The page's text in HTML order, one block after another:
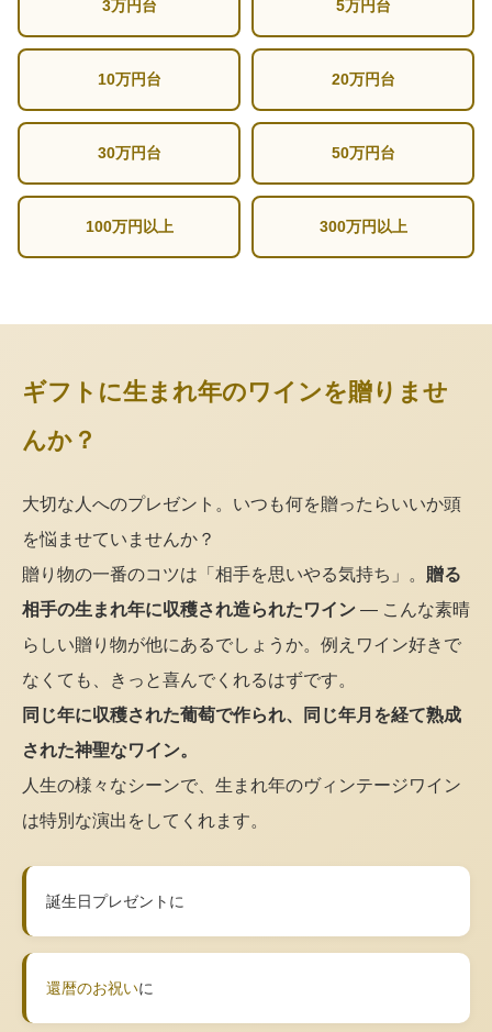
3万円台 5万円台
10万円台 20万円台
30万円台 50万円台
100万円以上 300万円以上
ギフトに生まれ年のワインを贈りませ
んか？
大切な人へのプレゼント。いつも何を贈ったらいいか頭
を悩ませていませんか？
贈り物の一番のコツは「相手を思いやる気持ち」。 贈る
相手の生まれ年に収穫され造られたワイン — こんな素晴
らしい贈り物が他にあるでしょうか。例えワイン好きで
なくても、きっと喜んでくれるはずです。
同じ年に収穫された葡萄で作られ、同じ年月を経て熟成
された神聖なワイン。
人生の様々なシーンで、生まれ年のヴィンテージワイン
は特別な演出をしてくれます。
誕生日プレゼントに
還暦のお祝いに